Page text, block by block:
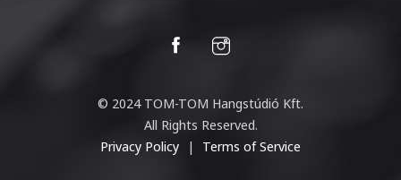
© 2024 TOM-TOM Hangstúdió Kft.
All Rights Reserved.
Privacy Policy | Terms of Service